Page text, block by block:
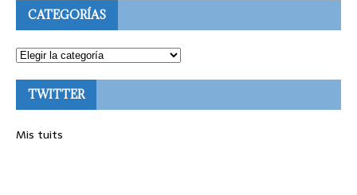
CATEGORÍAS
TWITTER
Mis tuits